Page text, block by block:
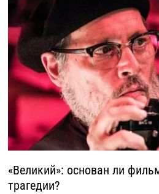
«Великий»: основан ли
трагедии?